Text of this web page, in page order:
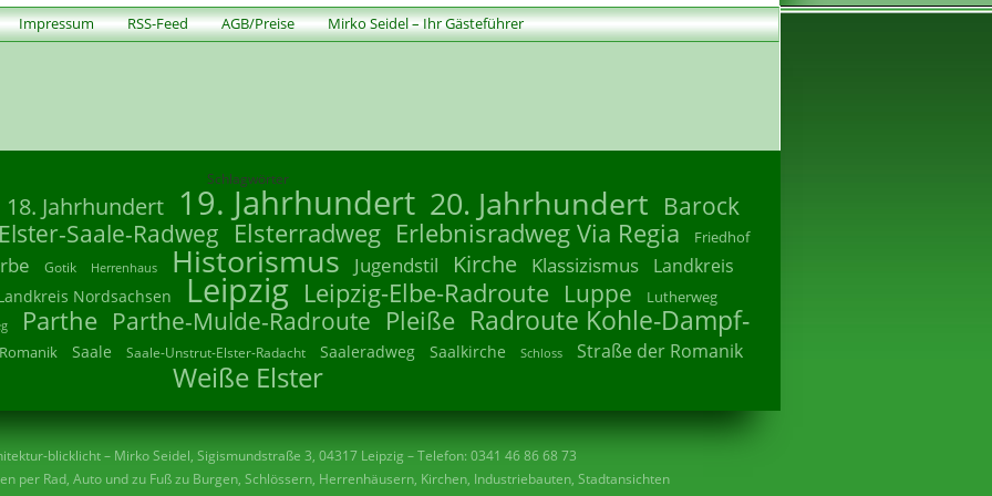
Impressum RSS-Feed AGB/Preise Mirko Seidel – Ihr Gästeführer
Schlagwörter
18. Jahrhundert 19. Jahrhundert 20. Jahrhundert Barock
Saale-Radweg Elsterradweg Erlebnisradweg Via Regia Friedhof
Gotik Herrenhaus Historismus Jugendstil Kirche Klassizismus Landkreis
Nordsachsen Leipzig Leipzig-Elbe-Radroute Luppe Lutherweg
Parthe Parthe-Mulde-Radroute Pleiße Radroute Kohle-Dampf-
Romanik Saale Saale-Unstrut-Elster-Radacht Saaleradweg Saalkirche Schloss Straße der Romanik
Weiße Elster
blicklicht – Mirko Seidel, Sigismundstraße 3, 04317 Leipzig – Telefon: 0341 46 86 68 73
per Rad, Auto und zu Fuß zu Burgen, Schlössern, Herrenhäusern, Kirchen, Industriebauten, Stadtansichten